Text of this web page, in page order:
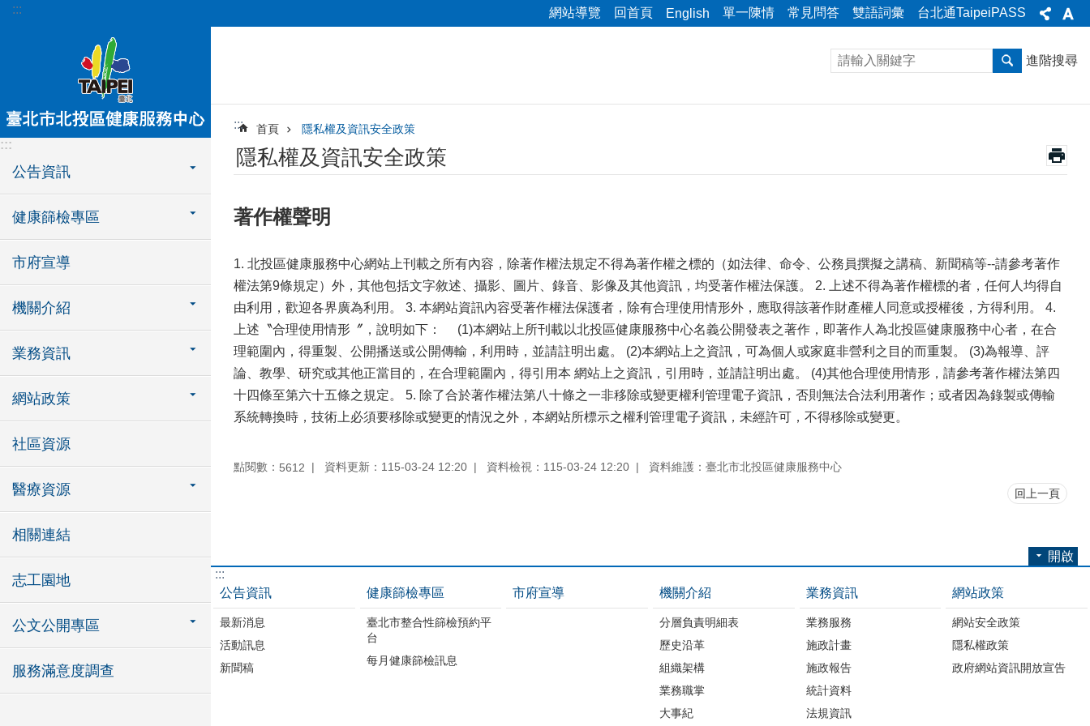
跳到主要內容區塊
::: 網站導覽 回首頁 English 單一陳情 常見問答 雙語詞彙 台北通TaipeiPASS
:::
公告資訊
健康篩檢專區
市府宣導
機關介紹
業務資訊
網站政策
社區資源
醫療資源
相關連結
志工園地
公文公開專區
服務滿意度調查
進階搜尋
::: 首頁 隱私權及資訊安全政策
隱私權及資訊安全政策
著作權聲明
1. 北投區健康服務中心網站上刊載之所有內容，除著作權法規定不得為著作權之標的（如法律、命令、公務員撰擬之講稿、新聞稿等--請參考著作
權法第9條規定）外，其他包括文字敘述、攝影、圖片、錄音、影像及其他資訊，均受著作權法保護。 2. 上述不得為著作權標的者，任何人均得自
由利用，歡迎各界廣為利用。 3. 本網站資訊內容受著作權法保護者，除有合理使用情形外，應取得該著作財產權人同意或授權後，方得利用。 4.
上述〝合理使用情形〞，說明如下： (1)本網站上所刊載以北投區健康服務中心名義公開發表之著作，即著作人為北投區健康服務中心者，在合
理範圍內，得重製、公開播送或公開傳輸，利用時，並請註明出處。 (2)本網站上之資訊，可為個人或家庭非營利之目的而重製。 (3)為報導、評
論、教學、研究或其他正當目的，在合理範圍內，得引用本 網站上之資訊，引用時，並請註明出處。 (4)其他合理使用情形，請參考著作權法第四
十四條至第六十五條之規定。 5. 除了合於著作權法第八十條之一非移除或變更權利管理電子資訊，否則無法合法利用著作；或者因為錄製或傳輸
系統轉換時，技術上必須要移除或變更的情況之外，本網站所標示之權利管理電子資訊，未經許可，不得移除或變更。
點閱數： 5612 資料更新：115-03-24 12:20 資料檢視：115-03-24 12:20 資料維護：臺北市北投區健康服務中心
回上一頁
開啟
:::
公告資訊
最新消息
活動訊息
新聞稿
健康篩檢專區
臺北市整合性篩檢預約平
台
每月健康篩檢訊息
市府宣導 機關介紹
分層負責明細表
歷史沿革
組織架構
業務職掌
大事紀
業務資訊
業務服務
施政計畫
施政報告
統計資料
法規資訊
網站政策
網站安全政策
隱私權政策
政府網站資訊開放宣告